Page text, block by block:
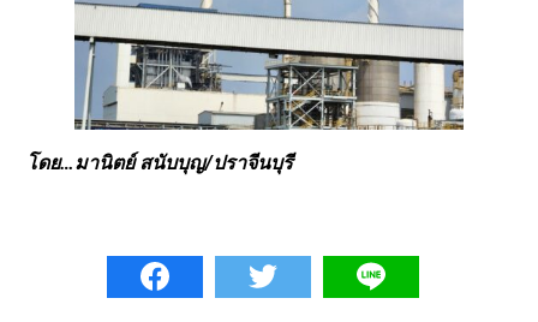
โดย…มานิตย์ สนับบุญ/ปราจีนบุรี